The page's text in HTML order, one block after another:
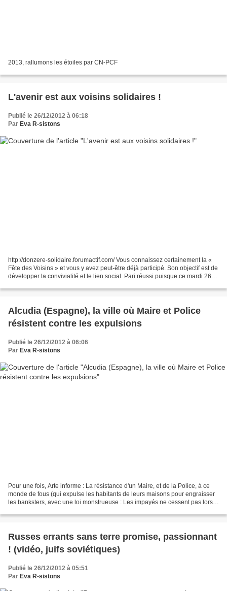
2013, rallumons les étoiles par CN-PCF
L'avenir est aux voisins solidaires !
Publié le 26/12/2012 à 06:18
Par Eva R-sistons
http://donzere-solidaire.forumactif.com/ Vous connaissez certainement la «
Fête des Voisins » et vous y avez peut-être déjà participé. Son objectif est de
développer la convivialité et le lien social. Pari réussi puisque ce mardi 26
Alcudia (Espagne), la ville où Maire et Police
résistent contre les expulsions
Publié le 26/12/2012 à 06:06
Par Eva R-sistons
Pour une fois, Arte informe : La résistance d'un Maire, et de la Police, à ce
monde de fous (qui expulse les habitants de leurs maisons pour engraisser
les banksters, avec une loi monstrueuse : Les impayés ne cessent pas lors
Russes errants sans terre promise, passionnant
! (vidéo, juifs soviétiques)
Publié le 26/12/2012 à 05:51
Par Eva R-sistons